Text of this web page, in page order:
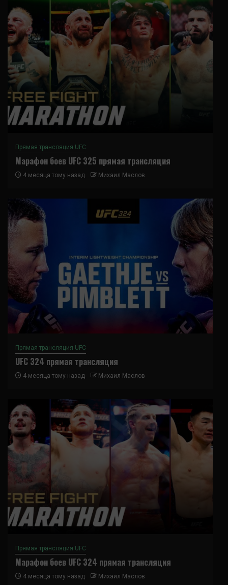
Прямая трансляция UFC
Марафон боев UFC 325 прямая трансляция
4 месяца тому назад Михаил Маслов
Прямая трансляция UFC
UFC 324 прямая трансляция
4 месяца тому назад Михаил Маслов
Прямая трансляция UFC
Марафон боев UFC 324 прямая трансляция
4 месяца тому назад Михаил Маслов